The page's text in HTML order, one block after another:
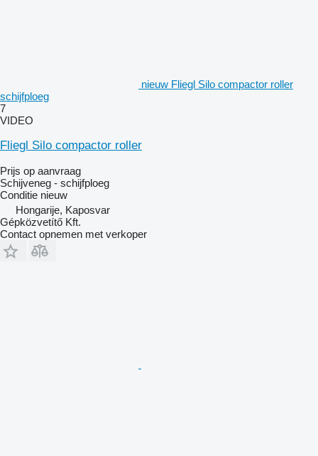
nieuw Fliegl Silo compactor roller
schijfploeg
7
VIDEO
Fliegl Silo compactor roller
Prijs op aanvraag
Schijveneg - schijfploeg
Conditie nieuw
Hongarije, Kaposvar
Gépközvetítő Kft.
Contact opnemen met verkoper